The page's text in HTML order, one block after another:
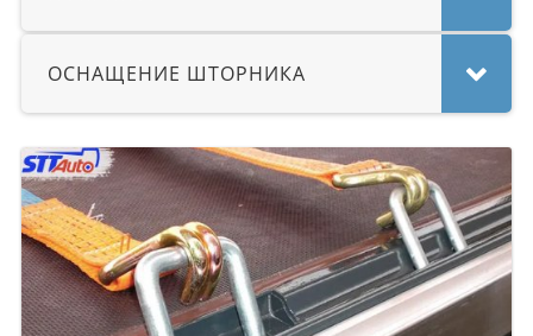
NS 3 SP
NS 3 F
NW 3 S 26 НP KONISCH
PS
Frigo
GA3B/3
GA3FL/7
ОСНАЩЕНИЕ ШТОРНИКА